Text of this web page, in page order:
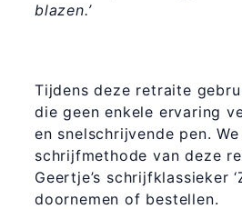
blazen.’
Tijdens deze retraite
die geen enkele ervaring
en snelschrijvende pen.
schrijfmethode van deze
Geertje’s schrijfklassieker
doornemen of bestellen.